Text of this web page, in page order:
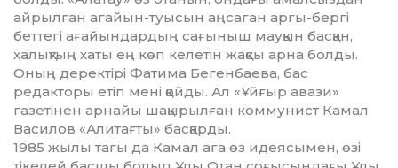
ай­рыл­ған ағайын-туысын аңсаған арғы-бергі
беттегі ағайындардың сағыныш мауқын басқан,
халық­тың хаты ең көп келетін жақсы арна болды.
Оның деректірі Фатима Бегенбаева, бас
редакторы етіп мені қойды. Ал «Ұйғыр авази»
газетінен арнайы шақырылған ком­мунист Камал
Василов «Али­тағты» басқарды.
1985 жылы тағы да Камал аға өз идеясымен, өзі